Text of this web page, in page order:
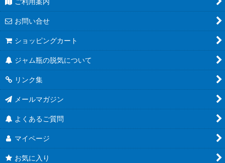
お問い合せ
ショッピングカート
ジャム瓶の脱気について
リンク集
メールマガジン
よくあるご質問
マイページ
お気に入り